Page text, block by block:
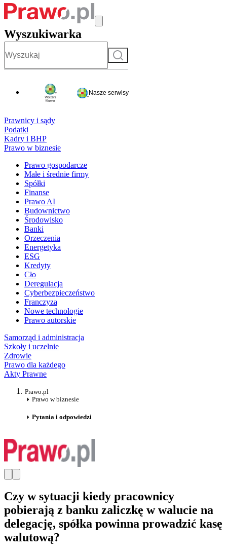
Wyszukiwarka
Szukaj
Nasze serwisy
Prawnicy i sądy
Podatki
Kadry i BHP
Prawo w biznesie
Prawo gospodarcze
Małe i średnie firmy
Spółki
Finanse
Prawo AI
Budownictwo
Środowisko
Banki
Orzeczenia
Energetyka
ESG
Kredyty
Cło
Deregulacja
Cyberbezpieczeństwo
Franczyza
Nowe technologie
Prawo autorskie
Samorząd i administracja
Szkoły i uczelnie
Zdrowie
Prawo dla każdego
Akty Prawne
Prawo.pl
Prawo w biznesie
Pytania i odpowiedzi
Czy w sytuacji kiedy pracownicy
pobierają z banku zaliczkę w walucie na
delegację, spółka powinna prowadzić kasę
walutową?